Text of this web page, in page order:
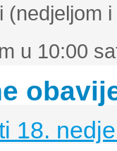
(nedjeljom
u 10:00
18.